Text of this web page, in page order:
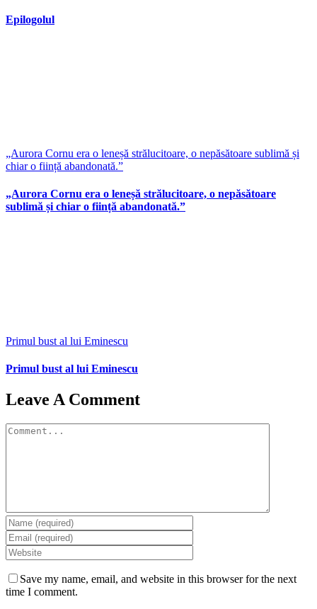
Epilogolul
„Aurora Cornu era o leneșă strălucitoare, o nepăsătoare sublimă și
chiar o ființă abandonată.”
„Aurora Cornu era o leneșă strălucitoare, o nepăsătoare
sublimă și chiar o ființă abandonată.”
Primul bust al lui Eminescu
Primul bust al lui Eminescu
Leave A Comment
Comment
Save my name, email, and website in this browser for the next
time I comment.